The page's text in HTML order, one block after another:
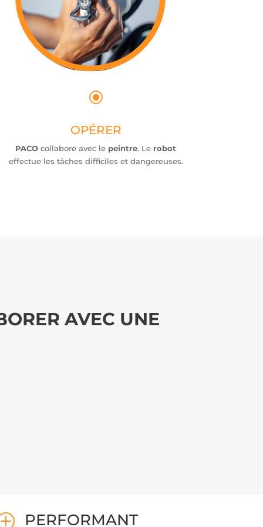
\
OPÉRER
PACO collabore avec le peintre. Le robot
effectue les tâches difficiles et dangereuses.
AVEC UNE
PERFORMANT